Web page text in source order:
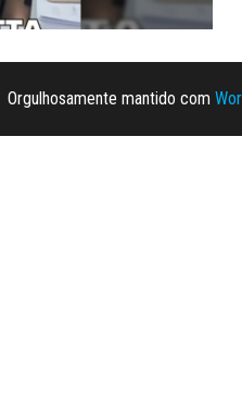
Orgulhosamente mantido com